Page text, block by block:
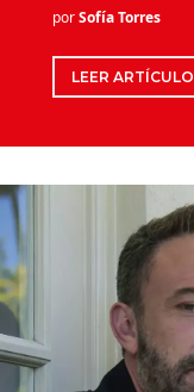
porSofía Torres
LEER ARTÍCULO